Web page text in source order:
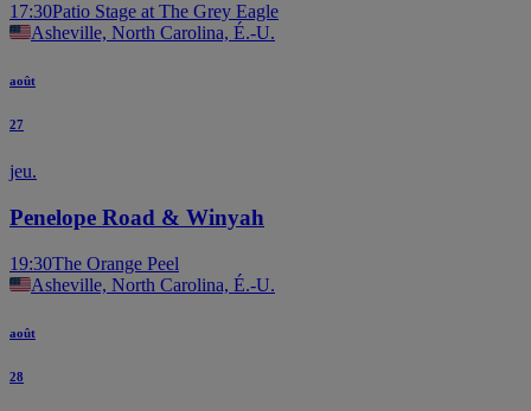
17:30Patio Stage at The Grey Eagle
Asheville, North Carolina, É.-U.
août
27
jeu.
Penelope Road & Winyah
19:30The Orange Peel
Asheville, North Carolina, É.-U.
août
28